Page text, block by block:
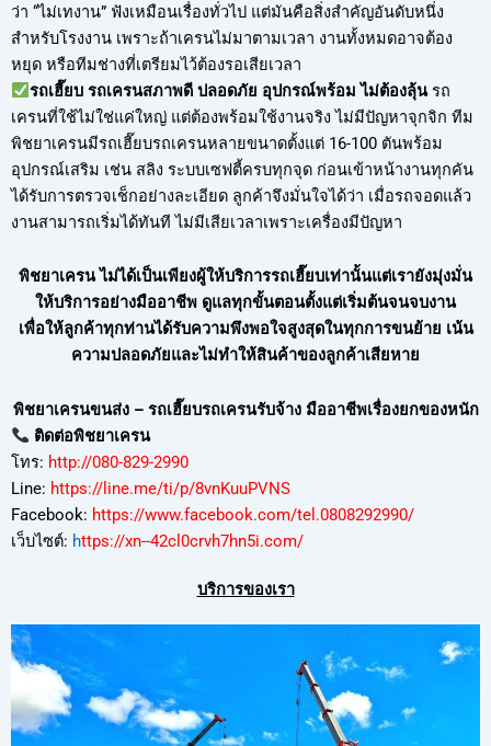
ว่า “ไม่เทงาน” ฟังเหมือนเรื่องทั่วไป แต่มันคือสิ่งสำคัญอันดับหนึ่ง
สำหรับโรงงาน เพราะถ้าเครนไม่มาตามเวลา งานทั้งหมดอาจต้อง
หยุด หรือทีมช่างที่เตรียมไว้ต้องรอเสียเวลา
รถเฮี๊ยบ รถเครนสภาพดี ปลอดภัย อุปกรณ์พร้อม ไม่ต้องลุ้นรถ
เครนที่ใช้ไม่ใช่แค่ใหญ่ แต่ต้องพร้อมใช้งานจริง ไม่มีปัญหาจุกจิก ทีม
พิชยาเครนมีรถเฮี๊ยบรถเครนหลายขนาดตั้งแต่ 16-100 ตันพร้อม
อุปกรณ์เสริม เช่น สลิง ระบบเซฟตี้ครบทุกจุด ก่อนเข้าหน้างานทุกคัน
ได้รับการตรวจเช็กอย่างละเอียด ลูกค้าจึงมั่นใจได้ว่า เมื่อรถจอดแล้ว
งานสามารถเริ่มได้ทันที ไม่มีเสียเวลาเพราะเครื่องมีปัญหา
พิชยาเครน ไม่ได้เป็นเพียงผู้ให้บริการรถเฮี๊ยบเท่านั้นแต่เรายังมุ่งมั่น
ให้บริการอย่างมืออาชีพ ดูแลทุกขั้นตอนตั้งแต่เริ่มต้นจนจบงาน
เพื่อให้ลูกค้าทุกท่านได้รับความพึงพอใจสูงสุดในทุกการขนย้าย เน้น
ความปลอดภัยและไม่ทำให้สินค้าของลูกค้าเสียหาย
พิชยาเครนขนส่ง – รถเฮี๊ยบรถเครนรับจ้าง มืออาชีพเรื่องยกของหนัก
ติดต่อพิชยาเครน
โทร: http://080-829-2990
Line: https://line.me/ti/p/8vnKuuPVNS
Facebook: https://www.facebook.com/tel.0808292990/
เว็บไซต์: https://xn--42cl0crvh7hn5i.com/
บริการของเรา